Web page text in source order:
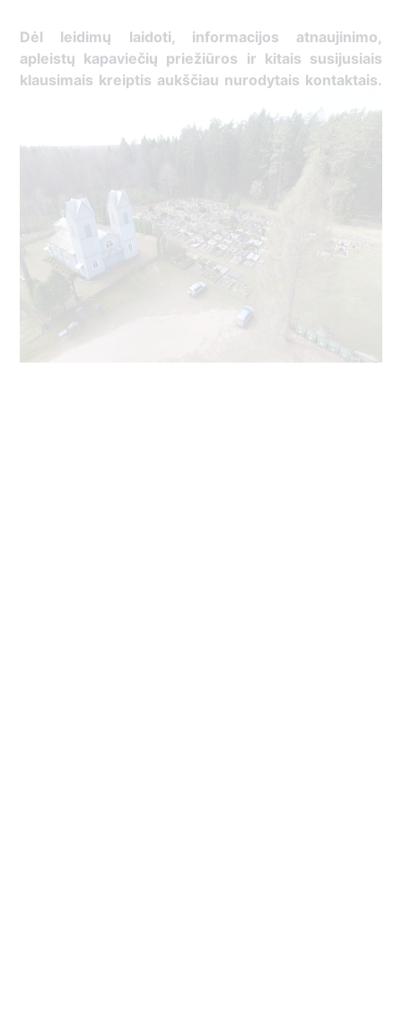
Dėl leidimų laidoti, ​informacijos atnaujinimo,
apleistų kapaviečių priežiūros ir kitais susijusiais
klausimais kreiptis ​aukščiau nurodytais kontaktais.